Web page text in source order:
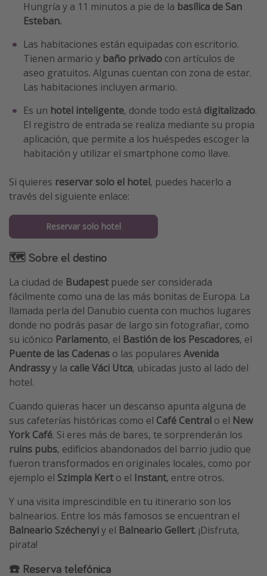
Hungría y a 11 minutos a pie de la basílica de San
Esteban.
Las habitaciones están equipadas con escritorio.
Tienen armario y baño privado con artículos de
aseo gratuitos. Algunas cuentan con zona de estar.
Las habitaciones incluyen armario.
Es un hotel inteligente, donde todo está digitalizado.
El registro de entrada se realiza mediante su propia
aplicación, que permite a los huéspedes escoger la
habitación y utilizar el smartphone como llave.
Si quieres reservar solo el hotel, puedes hacerlo a
través del siguiente enlace:
Reservar solo hotel
🗺 Sobre el destino
La ciudad de Budapest puede ser considerada
fácilmente como una de las más bonitas de Europa. La
llamada perla del Danubio cuenta con muchos lugares
donde no podrás pasar de largo sin fotografiar, como
su icónico Parlamento, el Bastión de los Pescadores, el
Puente de las Cadenas o las populares Avenida
Andrassyy la calle Váci Utca, ubicadas justo al lado del
hotel.
Cuando quieras hacer un descanso apunta alguna de
sus cafeterías históricas como el Café Central o el New
York Café. Si eres más de bares, te sorprenderán los
ruins pubs, edificios abandonados del barrio judío que
fueron transformados en originales locales, como por
ejemplo el Szimpla Kerto el Instant, entre otros.
Y una visita imprescindible en tu itinerario son los
balnearios. Entre los más famosos se encuentran el
Balneario Széchenyiy el Balneario Gellert. ¡Disfruta,
pirata!
☎️ Reserva telefónica